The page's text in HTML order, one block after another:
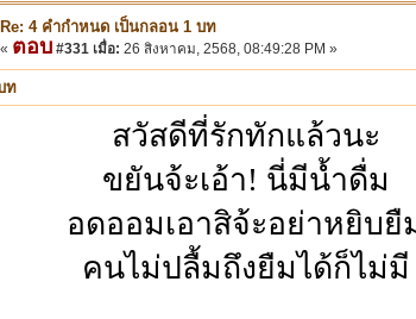
Re: 4 คำกำหนด เป็นกลอน 1 บท
« ตอบ #331 เมื่อ: 26 สิงหาคม, 2568, 08:49:28 PM »
ท
สวัสดีที่รักทักแล้วนะ
ขยันจ้ะเอ้า! นี่มีน้ำดื่ม
อดออมเอาสิจ้ะอย่าหยิบยื
คนไม่ปลื้มถึงยืมได้ก็ไม่มี